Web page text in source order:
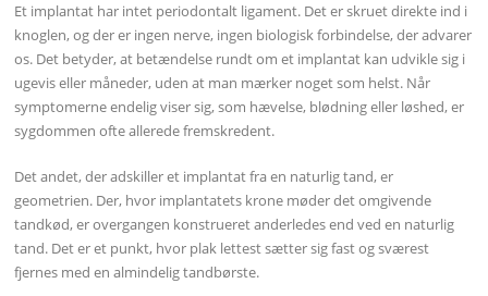
Et implantat har intet periodontalt ligament. Det er skruet direkte ind i
knoglen, og der er ingen nerve, ingen biologisk forbindelse, der advarer
os. Det betyder, at betændelse rundt om et implantat kan udvikle sig i
ugevis eller måneder, uden at man mærker noget som helst. Når
symptomerne endelig viser sig, som hævelse, blødning eller løshed, er
sygdommen ofte allerede fremskredent.
Det andet, der adskiller et implantat fra en naturlig tand, er
geometrien. Der, hvor implantatets krone møder det omgivende
tandkød, er overgangen konstrueret anderledes end ved en naturlig
tand. Det er et punkt, hvor plak lettest sætter sig fast og sværest
fjernes med en almindelig tandbørste.